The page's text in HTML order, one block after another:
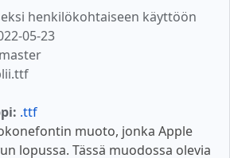
henkilökohtaiseen käyttöön
05-23
.ttf
muoto, jonka Apple
lopussa. Tässä muodossa olevia